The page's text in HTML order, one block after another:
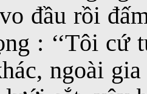
đầu rồi
: ‘‘Tôi cứ
ngoài